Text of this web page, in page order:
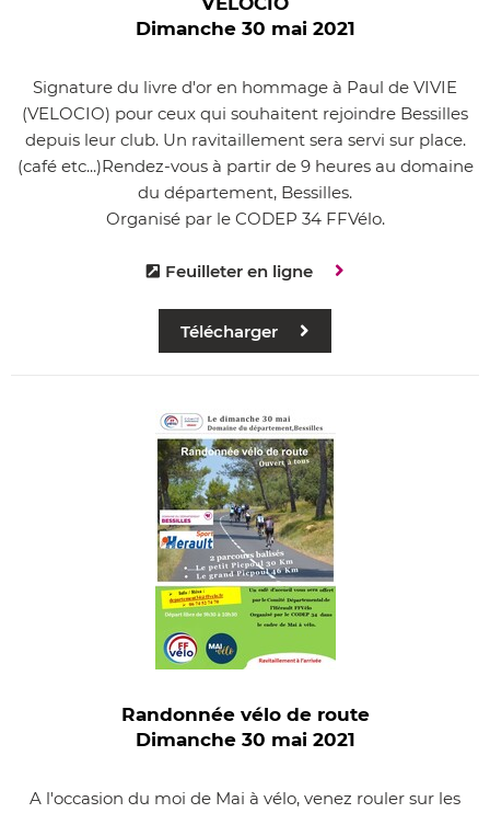
Dimanche 30 mai 2021
Signature du livre d'or en hommage à Paul de VIVIE
(VELOCIO) pour ceux qui souhaitent rejoindre Bessilles
depuis leur club. Un ravitaillement sera servi sur place.
(café etc...)Rendez-vous à partir de 9 heures au domaine
du département, Bessilles.
Organisé par le CODEP 34 FFVélo.
Feuilleter en ligne
Télécharger
Randonnée vélo de route
Dimanche 30 mai 2021
A l'occasion du moi de Mai à vélo, venez rouler sur les